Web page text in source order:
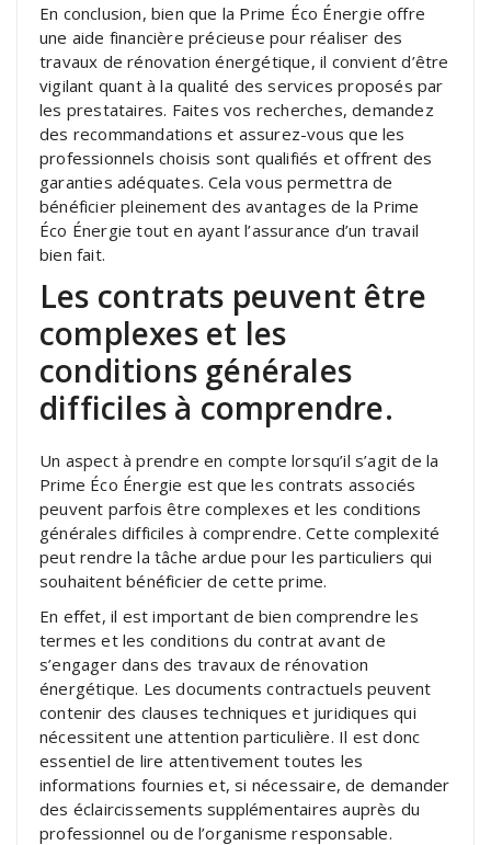
En conclusion, bien que la Prime Éco Énergie offre
une aide financière précieuse pour réaliser des
travaux de rénovation énergétique, il convient d’être
vigilant quant à la qualité des services proposés par
les prestataires. Faites vos recherches, demandez
des recommandations et assurez-vous que les
professionnels choisis sont qualifiés et offrent des
garanties adéquates. Cela vous permettra de
bénéficier pleinement des avantages de la Prime
Éco Énergie tout en ayant l’assurance d’un travail
bien fait.
Les contrats peuvent être
complexes et les
conditions générales
difficiles à comprendre.
Un aspect à prendre en compte lorsqu’il s’agit de la
Prime Éco Énergie est que les contrats associés
peuvent parfois être complexes et les conditions
générales difficiles à comprendre. Cette complexité
peut rendre la tâche ardue pour les particuliers qui
souhaitent bénéficier de cette prime.
En effet, il est important de bien comprendre les
termes et les conditions du contrat avant de
s’engager dans des travaux de rénovation
énergétique. Les documents contractuels peuvent
contenir des clauses techniques et juridiques qui
nécessitent une attention particulière. Il est donc
essentiel de lire attentivement toutes les
informations fournies et, si nécessaire, de demander
des éclaircissements supplémentaires auprès du
professionnel ou de l’organisme responsable.